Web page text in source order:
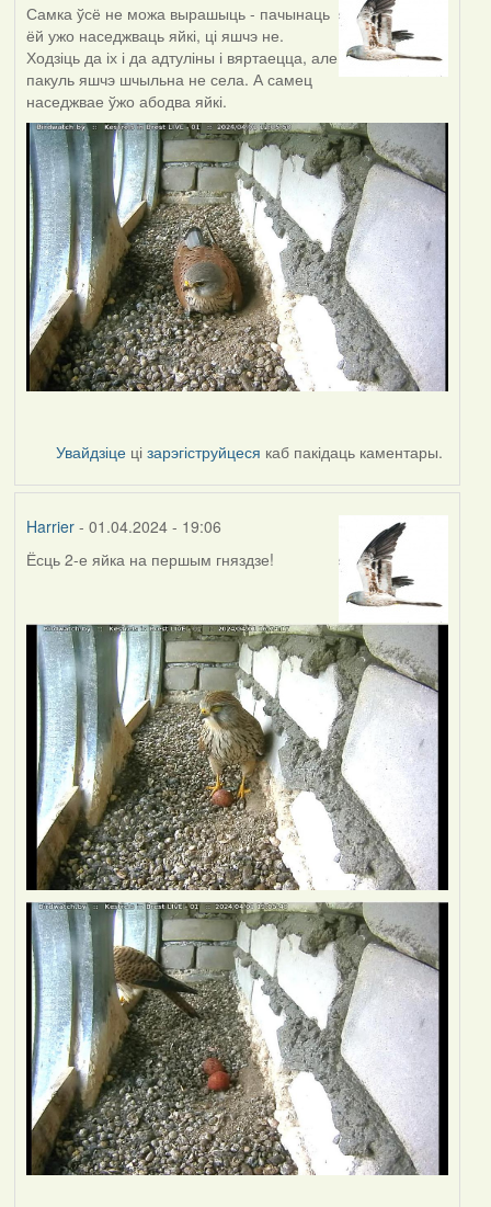
Самка ўсё не можа вырашыць - пачынаць
ёй ужо наседжваць яйкі, ці яшчэ не.
Ходзіць да іх і да адтуліны і вяртаецца, але
пакуль яшчэ шчыльна не села. А самец
наседжвае ўжо абодва яйкі.
Увайдзіце цізарэгіструйцеся каб пакідаць каментары.
Harrier- 01.04.2024 - 19:06
Ёсць 2-е яйка на першым гняздзе!